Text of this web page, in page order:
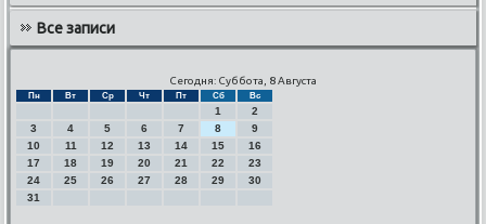
Все записи
Сегодня: Суббота, 8 Августа
Пн Вт Ср Чт Пт Сб Вс
1
2
3
4 5 6 7 8
9
10
11 12 13 14 15
16
17
18 19 20 21 22
23
24
25 26 27 28 29
30
31